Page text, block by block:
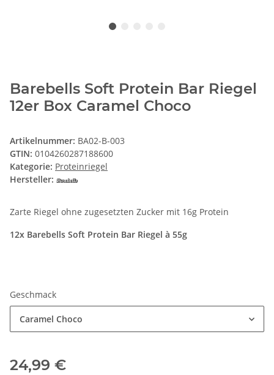
Barebells Soft Protein Bar Riegel
12er Box Caramel Choco
Artikelnummer: BA02-B-003
GTIN: 0104260287188600
Kategorie: Proteinriegel
Hersteller:
Zarte Riegel ohne zugesetzten Zucker mit 16g Protein
12x Barebells Soft Protein Bar Riegel à 55g
Geschmack
Caramel Choco
24,99 €